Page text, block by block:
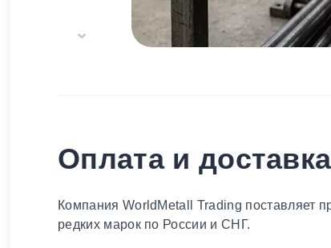
Оплата и доставка
Компания WorldMetall Trading поставляет
редких марок по России и СНГ.